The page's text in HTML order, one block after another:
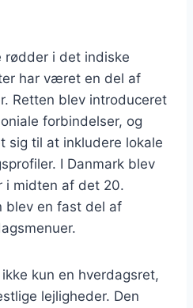
rødder i det indiske
har været en del af
Retten blev introduceret
forbindelser, og
sig til at inkludere lokale
I Danmark blev
i midten af det 20.
blev en fast del af
kun en hverdagsret,
lejligheder. Den